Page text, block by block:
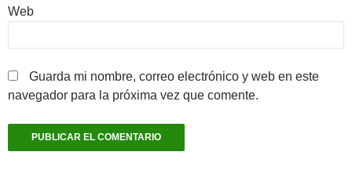
Web
Guarda mi nombre, correo electrónico y web en este
navegador para la próxima vez que comente.